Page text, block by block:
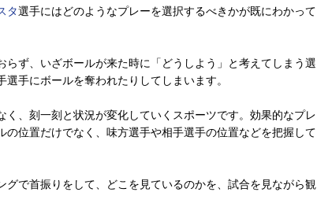
タ選手にはどのようなプレーを選択するべきかが既にわかって
ず、いざボールが来た時に「どうしよう」と考えてしまう選
手にボールを奪われたりしてしまいます。
、刻一刻と状況が変化していくスポーツです。効果的なプレ
位置だけでなく、味方選手や相手選手の位置などを把握して
で首振りをして、どこを見ているのかを、試合を見ながら観